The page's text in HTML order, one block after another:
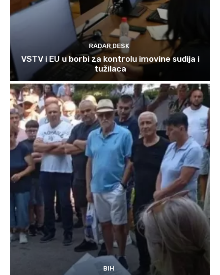
RADAR DESK
VSTV i EU u borbi za kontrolu imovine sudija i
tužilaca
BIH